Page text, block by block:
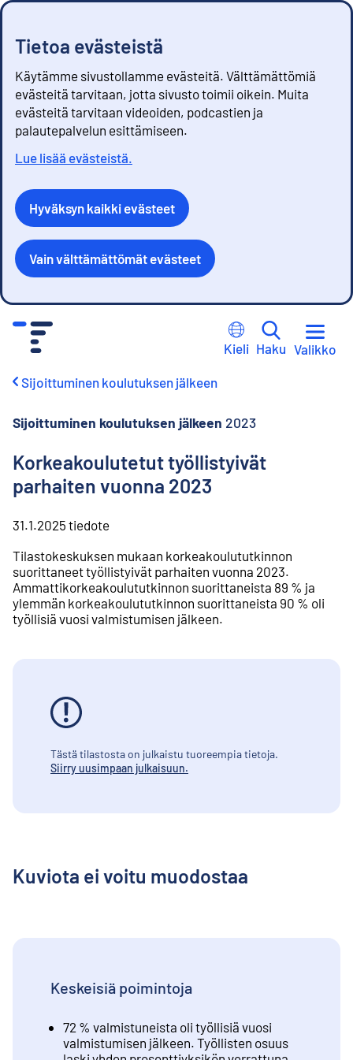
Tietoa evästeistä
Käytämme sivustollamme evästeitä. Välttämättömiä
evästeitä tarvitaan, jotta sivusto toimii oikein. Muita
evästeitä tarvitaan videoiden, podcastien ja
palautepalvelun esittämiseen.
Lue lisää evästeistä.
Hyväksyn kaikki evästeet
Vain välttämättömät evästeet
Kieli Haku Valikko
Sijoittuminen koulutuksen jälkeen
Sijoittuminen koulutuksen jälkeen 2023
Korkeakoulutetut työllistyivät
parhaiten vuonna 2023
31.1.2025 tiedote
Tilastokeskuksen mukaan korkeakoulututkinnon
suorittaneet työllistyivät parhaiten vuonna 2023.
Ammattikorkeakoulututkinnon suorittaneista 89 % ja
ylemmän korkeakoulututkinnon suorittaneista 90 % oli
työllisiä vuosi valmistumisen jälkeen.
Tästä tilastosta on julkaistu tuoreempia tietoja.
Siirry uusimpaan julkaisuun.
Kuviota ei voitu muodostaa
Keskeisiä poimintoja
72 % valmistuneista oli työllisiä vuosi
valmistumisen jälkeen. Työllisten osuus